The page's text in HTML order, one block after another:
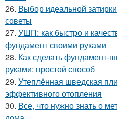
26. Выбор идеальной
советы
27. УШП: как быстро и
фундамент своими руками
28. Как сделать фундамент-
руками: простой способ
29. Утеплённая шведская
эффективного отопления
30. Все, что нужно знать о